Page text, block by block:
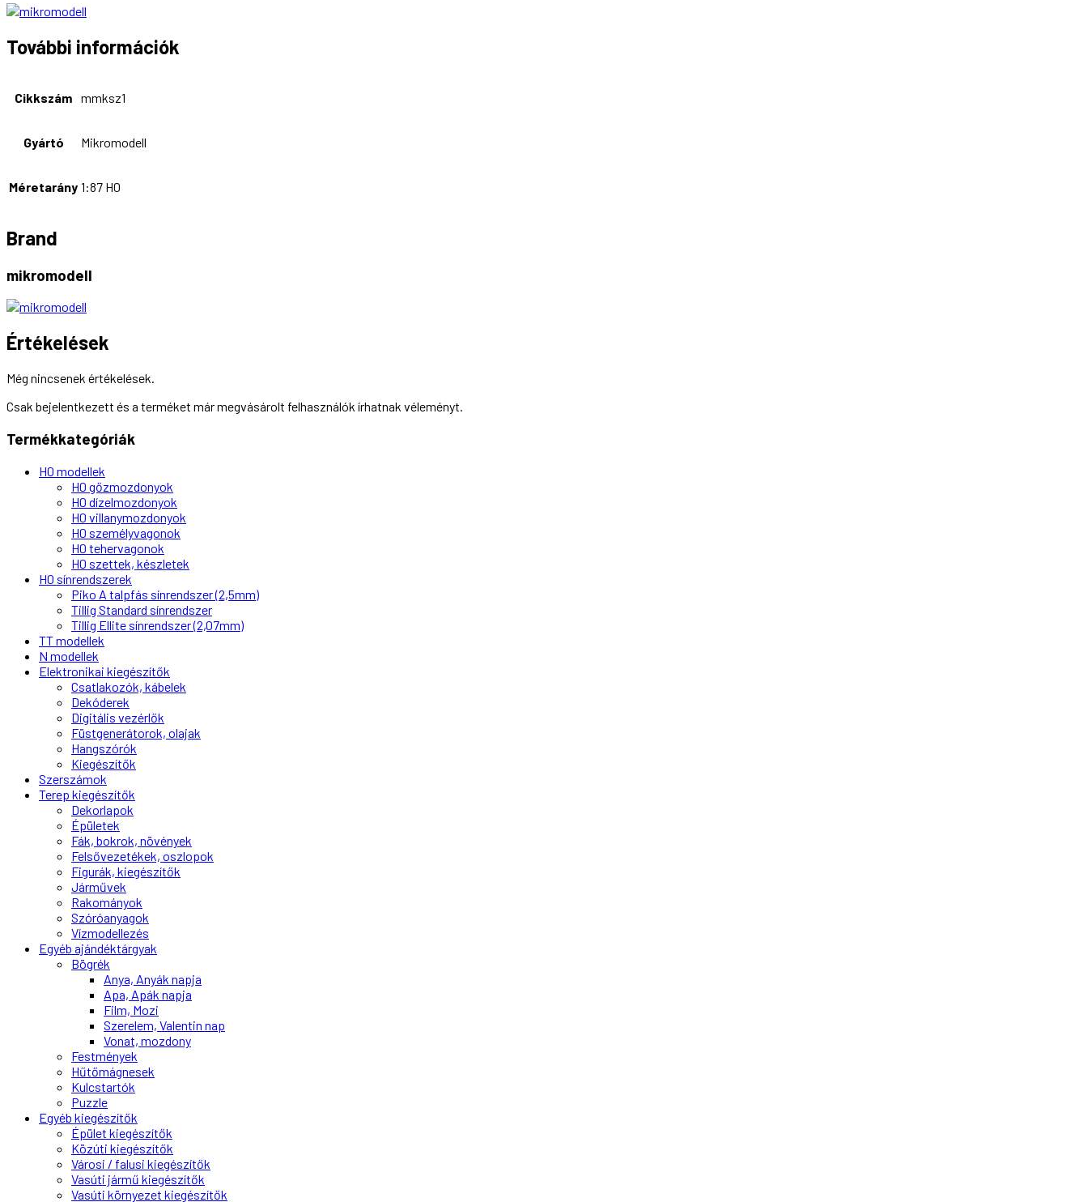
További információk
Cikkszám mmksz1
Gyártó Mikromodell
Méretarány 1:87 H0
Brand
mikromodell
Értékelések
Még nincsenek értékelések.
Csak bejelentkezett és a terméket már megvásárolt felhasználók írhatnak véleményt.
Termékkategóriák
H0 modellek
H0 gőzmozdonyok
H0 dízelmozdonyok
H0 villanymozdonyok
H0 személyvagonok
H0 tehervagonok
H0 szettek, készletek
H0 sínrendszerek
Piko A talpfás sínrendszer (2,5mm)
Tillig Standard sínrendszer
Tillig Ellite sínrendszer (2,07mm)
TT modellek
N modellek
Elektronikai kiegészítők
Csatlakozók, kábelek
Dekóderek
Digitális vezérlők
Füstgenerátorok, olajak
Hangszórók
Kiegészítők
Szerszámok
Terep kiegészítők
Dekorlapok
Épületek
Fák, bokrok, növények
Felsővezetékek, oszlopok
Figurák, kiegészítők
Járművek
Rakományok
Szóróanyagok
Vízmodellezés
Egyéb ajándéktárgyak
Bögrék
Anya, Anyák napja
Apa, Apák napja
Film, Mozi
Szerelem, Valentin nap
Vonat, mozdony
Festmények
Hűtőmágnesek
Kulcstartók
Puzzle
Egyéb kiegészítők
Épület kiegészítők
Közúti kiegészítők
Városi / falusi kiegészítők
Vasúti jármű kiegészítők
Vasúti környezet kiegészítők